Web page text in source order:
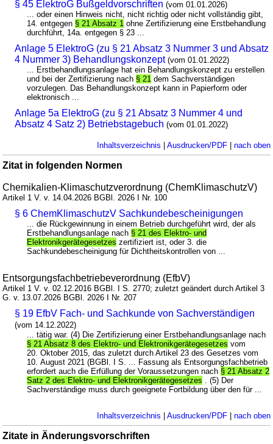
§ 45 ElektroG Bußgeldvorschriften (vom 01.01.2026)
... oder einen Hinweis nicht, nicht richtig oder nicht vollständig gibt,
14. entgegen § 21 Absatz 1 ohne Zertifizierung eine Erstbehandlung
durchführt, 14a. entgegen § 23 ...
Anlage 5 ElektroG (zu § 21 Absatz 3 Nummer 3 und Absatz
4 Nummer 3) Behandlungskonzept (vom 01.01.2022)
... Erstbehandlungsanlage hat ein Behandlungskonzept zu erstellen
und bei der Zertifizierung nach § 21 dem Sachverständigen
vorzulegen. Das Behandlungskonzept kann in Papierform oder
elektronisch ...
Anlage 5a ElektroG (zu § 21 Absatz 3 Nummer 4 und
Absatz 4 Satz 2) Betriebstagebuch (vom 01.01.2022)
Inhaltsverzeichnis Ausdrucken/PDF| nach oben
Zitat in folgenden Normen
Chemikalien-Klimaschutzverordnung (ChemKlimaschutzV)
Artikel 1 V. v. 14.04.2026 BGBl. 2026 I Nr. 100
§ 6 ChemKlimaschutzV Sachkundebescheinigungen
... die Rückgewinnung in einem Betrieb durchgeführt wird, der als
Erstbehandlungsanlage nach § 21 des Elektro- und
Elektronikgerätegesetzes zertifiziert ist, oder 3. die
Sachkundebescheinigung für Dichtheitskontrollen von ...
Entsorgungsfachbetriebeverordnung (EfbV)
Artikel 1 V. v. 02.12.2016 BGBl. I S. 2770; zuletzt geändert durch Artikel 3
G. v. 13.07.2026 BGBl. 2026 I Nr. 207
§ 19 EfbV Fach- und Sachkunde von Sachverständigen
(vom 14.12.2022)
... tätig war. (4) Die Zertifizierung einer Erstbehandlungsanlage nach
§ 21 Absatz 8 des Elektro- und Elektronikgerätegesetzes vom
20. Oktober 2015, das zuletzt durch Artikel 23 des Gesetzes vom
10. August 2021 (BGBl. I S. ... Fassung als Entsorgungsfachbetrieb
erfordert auch die Erfüllung der Voraussetzungen nach § 21 Absatz 2
Satz 2 des Elektro- und Elektronikgerätegesetzes . (5) Der
Sachverständige muss durch geeignete Fortbildung über den für ...
Inhaltsverzeichnis Ausdrucken/PDF| nach oben
Zitate in Änderungsvorschriften